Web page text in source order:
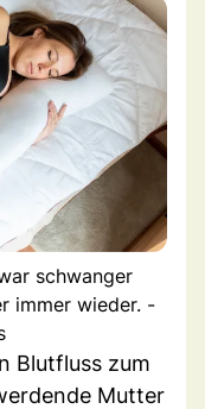
schwanger
immer wieder. -
Blutfluss zum
Mutter